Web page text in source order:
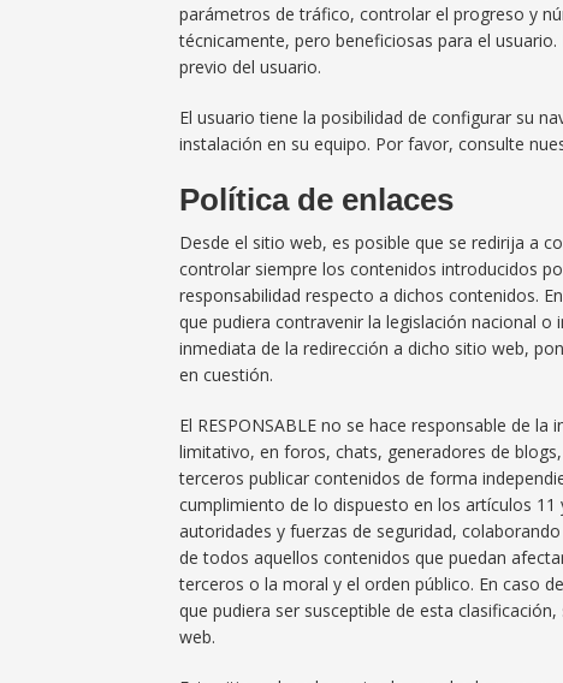
parámetros de tráfico, controlar el progreso y
técnicamente, pero beneficiosas para el
previo del usuario.
El usuario tiene la posibilidad de configurar su
instalación en su equipo. Por favor, consulte
Política de enlaces
Desde el sitio web, es posible que se redirija a
controlar siempre los contenidos introducidos
responsabilidad respecto a dichos contenidos.
que pudiera contravenir la legislación nacional
inmediata de la redirección a dicho sitio web,
en cuestión.
El RESPONSABLE no se hace responsable de
limitativo, en foros, chats, generadores de
terceros publicar contenidos de forma
cumplimiento de lo dispuesto en los artículos 11
autoridades y fuerzas de seguridad,
de todos aquellos contenidos que puedan
terceros o la moral y el orden público. En caso
que pudiera ser susceptible de esta
web.